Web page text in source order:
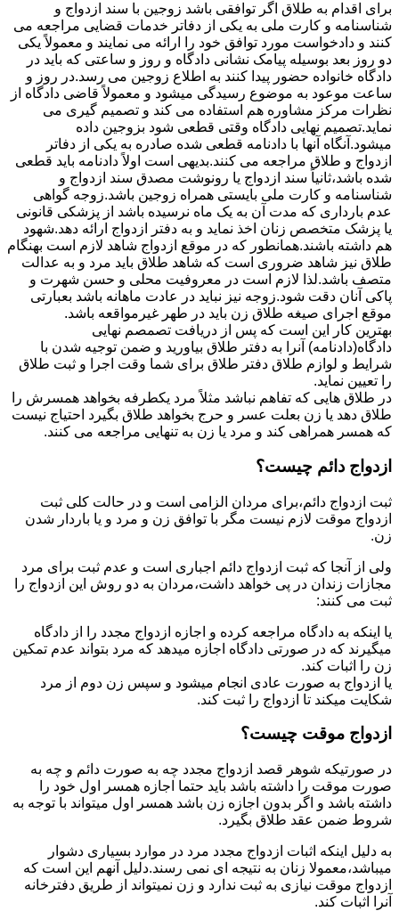
برای اقدام به طلاق اگر توافقی باشد زوجین با سند ازدواج و
شناسنامه و کارت ملی به یکی از دفاتر خدمات قضایی مراجعه می
کنند و دادخواست مورد توافق خود را ارائه می نمایند و معمولاً یکی
دو روز بعد بوسیله پیامک نشانی دادگاه و روز و ساعتی که باید در
دادگاه خانواده حضور پیدا کنند به اطلاع زوجین می رسد.در روز و
ساعت موعود به موضوع رسیدگی میشود و معمولاً قاضی دادگاه از
نظرات مرکز مشاوره هم استفاده می کند و تصمیم گیری می
نماید.تصمیم نهایی دادگاه وقتی قطعی شود بزوجین داده
میشود.آنگاه آنها با دادنامه قطعی شده صادره به یکی از دفاتر
ازدواج و طلاق مراجعه می کنند.بدیهی است اولاً دادنامه باید قطعی
شده باشد،ثانیاً سند ازدواج یا رونوشت مصدق سند ازدواج و
شناسنامه و کارت ملی بایستی همراه زوجین باشد.زوجه گواهی
عدم بارداری که مدت آن به یک ماه نرسیده باشد از پزشکی قانونی
یا پزشک متخصص زنان اخذ نماید و به دفتر ازدواج ارائه دهد.شهود
هم داشته باشند.همانطور که در موقع ازدواج شاهد لازم است بهنگام
طلاق نیز شاهد ضروری است که شاهد طلاق باید مرد و به عدالت
متصف باشد.لذا لازم است در معروفیت محلی و حسن شهرت و
پاکی آنان دقت شود.زوجه نیز نباید در عادت ماهانه باشد بعبارتی
موقع اجرای صیغه طلاق زن باید در طهر غیرمواقعه باشد.
بهترین کار این است که پس از دریافت تصمصم نهایی
دادگاه(دادنامه) آنرا به دفتر طلاق بیاورید و ضمن توجیه شدن با
شرایط و لوازم طلاق دفتر طلاق برای شما وقت اجرا و ثبت طلاق
را تعیین نماید.
در طلاق هایی که تفاهم نباشد مثلاً مرد یکطرفه بخواهد همسرش را
طلاق دهد یا زن بعلت عسر و حرج بخواهد طلاق بگیرد احتیاج نیست
که همسر همراهی کند و مرد یا زن به تنهایی مراجعه می کنند.
ازدواج دائم چیست؟
ثبت ازدواج دائم،برای مردان الزامی است و در حالت کلی ثبت
ازدواج موقت لازم نیست مگر با توافق زن و مرد و یا باردار شدن
زن.
ولی از آنجا که ثبت ازدواج دائم اجباری است و عدم ثبت برای مرد
مجازات زندان در پی خواهد داشت،مردان به دو روش این ازدواج را
ثبت می کنند:
یا اینکه به دادگاه مراجعه کرده و اجازه ازدواج مجدد را از دادگاه
میگیرند که در صورتی دادگاه اجازه میدهد که مرد بتواند عدم تمکین
زن را اثبات کند.
یا ازدواج به صورت عادی انجام میشود و سپس زن دوم از مرد
شکایت میکند تا ازدواج را ثبت کند.
ازدواج موقت چیست؟
در صورتیکه شوهر قصد ازدواج مجدد چه به صورت دائم و چه به
صورت موقت را داشته باشد باید حتما اجازه همسر اول خود را
داشته باشد و اگر بدون اجازه زن باشد همسر اول میتواند با توجه به
شروط ضمن عقد طلاق بگیرد.
به دلیل اینکه اثبات ازدواج مجدد مرد در موارد بسیاری دشوار
میباشد،معمولا زنان به نتیجه ای نمی رسند.دلیل آنهم این است که
ازدواج موقت نیازی به ثبت ندارد و زن نمیتواند از طریق دفترخانه
آنرا اثبات کند.